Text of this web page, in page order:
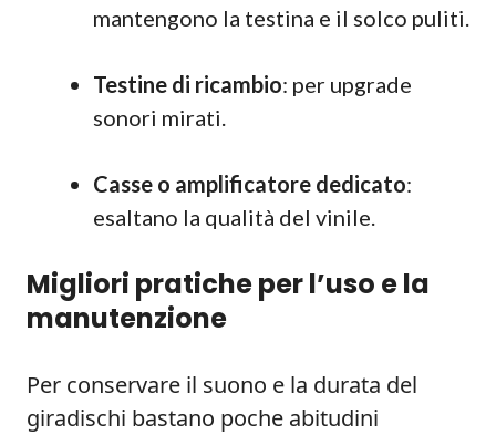
mantengono la testina e il solco puliti.
Testine di ricambio: per upgrade
sonori mirati.
Casse o amplificatore dedicato:
esaltano la qualità del vinile.
Migliori pratiche per l’uso e la
manutenzione
Per conservare il suono e la durata del
giradischi bastano poche abitudini